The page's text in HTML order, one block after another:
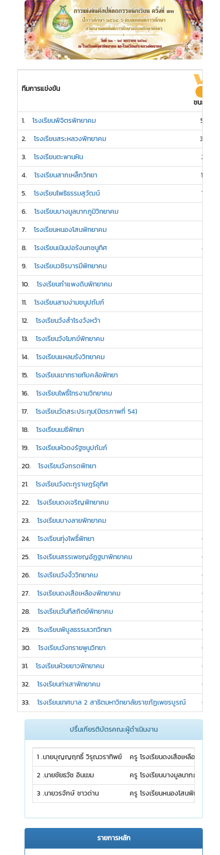
ทีมการแข่งขัน
ชนะเลิศ
1. โรงเรียนพิจิตรพิทยาคม
58
2. โรงเรียนสระหลวงพิทยาคม
30
3. โรงเรียนตะพานหิน
21
4. โรงเรียนสากเหล็กวิทยา
16
5. โรงเรียนโพธิธรรมสุวัฒน์
15
6. โรงเรียนบางมูลนากภูมิวิทยาคม
7. โรงเรียนหนองโสนพิทยาคม
8. โรงเรียนเนินปอรังนกชนูทิศ
4
9. โรงเรียนวชิรบารมีพิทยาคม
10. โรงเรียนกำแพงดินพิทยาคม
11. โรงเรียนสามง่ามชนูปถัมภ์
12. โรงเรียนวังสำโรงวังหว้า
13. โรงเรียนวังโมกข์พิทยาคม
14. โรงเรียนแหลมรังวิทยาคม
15. โรงเรียนเขาทรายทับคล้อพิทยา
16. โรงเรียนโพธิ์ไทรงามวิทยาคม
17. โรงเรียนวัดสระประทุม(มิตรภาพที่ 54)
18. โรงเรียนเมธีพิทยา
19. โรงเรียนหัวดงรัฐชนูปถัมภ์
20. โรงเรียนวังกรดพิทยา
21. โรงเรียนวังตะกูราษฎร์อุทิศ
22. โรงเรียนดงเจริญพิทยาคม
23. โรงเรียนบางลายพิทยาคม
24. โรงเรียนทุ่งโพธิ์พิทยา
0
25. โรงเรียนสรรเพชญอัฏฐมาพิทยาคม
0
26. โรงเรียนวังงิ้ววิทยาคม
0
27. โรงเรียนดงเสือเหลืองพิทยาคม
0
28. โรงเรียนวันทีสถิตย์พิทยาคม
0
29. โรงเรียนพิบูลธรรมเวทวิทยา
0
30. โรงเรียนวังทรายพูนวิทยา
0
31. โรงเรียนห้วยยาวพิทยาคม
0
32. โรงเรียนท่าเสาพิทยาคม
0
33. โรงเรียนเทศบาล 2 สาธิตมหาวิทยาลัยราชภัฏเพชรบูรณ์ 0
ปริ้นเกียรติบัตรคณะผู้ดำเนินงาน
1 .นายบุญญฤทธิ์ วิรุณวราทิพย์
ครู โรงเรียนดงเสือเหลืองพิทยา
2 .นายชัยธวัช อินเฆม
ครู โรงเรียนบางมูลนากภูมิวิทยา
3 .นายวรจักษ์ ชาวด่าน
ครู โรงเรียนหนองโสนพิทยาคม
รายการหลัก